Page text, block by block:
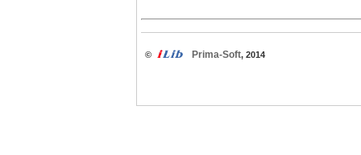
© Prima-Soft, 2014